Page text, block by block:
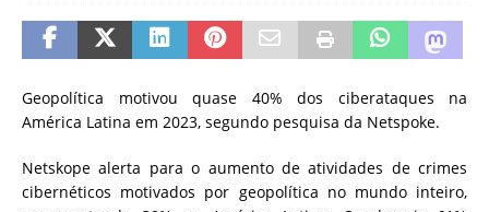
Geopolítica motivou quase 40% dos ciberataques na
América Latina em 2023, segundo pesquisa da Netspoke.
Netskope alerta para o aumento de atividades de crimes
cibernéticos motivados por geopolítica no mundo inteiro,